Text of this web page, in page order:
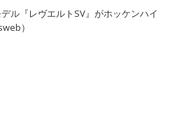
ル『レヴエルトSV』がホッケンハイ
）